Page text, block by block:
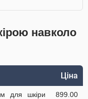
навколо
Ціна
для шкіри
899.00